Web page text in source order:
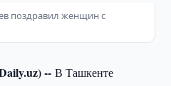
поздравил женщин с
--В Ташкенте